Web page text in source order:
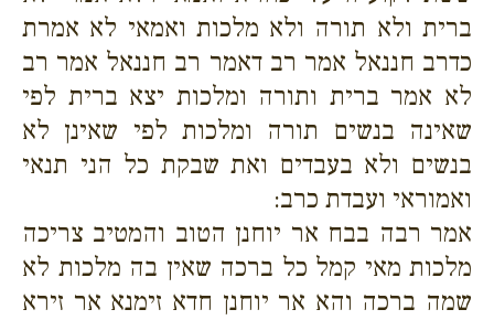
ברית ולא תורה ולא מלכות ואמאי לא אמרת
כדרב חננאל אמר רב דאמר רב חננאל אמר רב
לא אמר ברית ותורה ומלכות יצא ברית לפי
שאינה בנשים תורה ומלכות לפי שאינן לא
בנשים ולא בעבדים ואת שבקת כל הני תנאי
ואמוראי ועבדת כרב:
אמר רבה בבח אר יוחנן הטוב והמטיב צריכה
מלכות מאי קמל כל ברכה שאין בה מלכות לא
שמה ברכה והא אר יוחנן חדא זימנא אר זירא